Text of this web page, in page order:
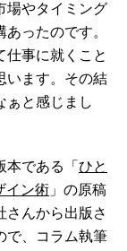
場やタイミング
ったのです。
仕事に就くこと
います。その結
ぁと感じまし
である「 ひと
イン術 」の原稿
さんから出版さ
で、コラム執筆